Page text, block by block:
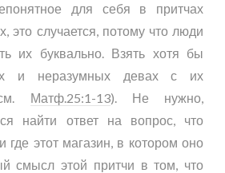
для себя в притчах
это случается, потому что люди
их буквально. Взять хотя бы
и неразумных девах с их
Матф.25:1-13). Не нужно,
найти ответ на вопрос, что
где этот магазин, в котором оно
смысл этой притчи в том, что